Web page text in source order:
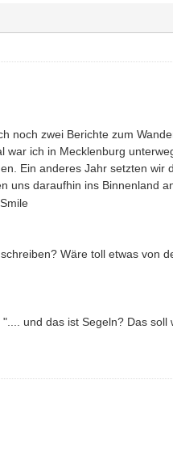
noch zwei Berichte zum
war ich in Mecklenburg
Ein anderes Jahr setzten wir
uns daraufhin ins Binnenland
Wäre toll etwas von
und das ist Segeln? Das soll